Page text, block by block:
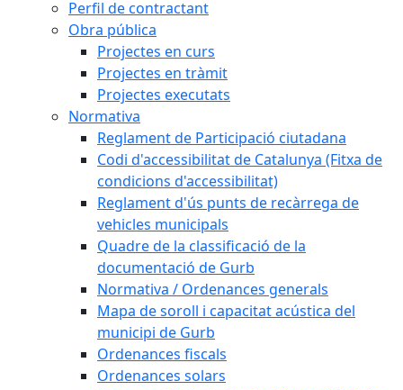
Perfil de contractant
Obra pública
Projectes en curs
Projectes en tràmit
Projectes executats
Normativa
Reglament de Participació ciutadana
Codi d'accessibilitat de Catalunya (Fitxa de
condicions d'accessibilitat)
Reglament d'ús punts de recàrrega de
vehicles municipals
Quadre de la classificació de la
documentació de Gurb
Normativa / Ordenances generals
Mapa de soroll i capacitat acústica del
municipi de Gurb
Ordenances fiscals
Ordenances solars